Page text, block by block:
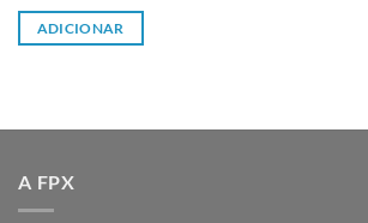
ADICIONAR
A FPX